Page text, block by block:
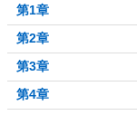
第1章
第2章
第3章
第4章